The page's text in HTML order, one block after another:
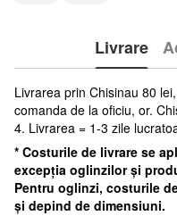
Livrare
Livrarea prin Chisinau 80
comanda de la oficiu, or.
4. Livrarea = 1-3 zile
* Costurile de livrare se
excepția oglinzilor și
Pentru oglinzi, costurile
și depind de dimensiuni.